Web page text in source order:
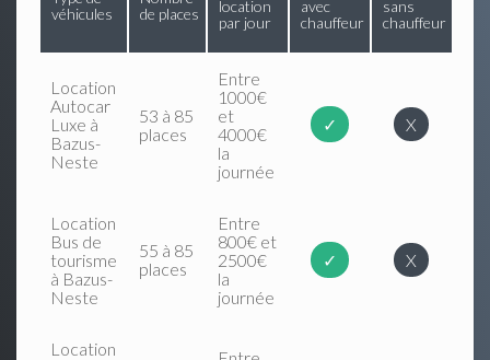
véhicules
de places
location
par jour
avec
chauffeur
sans
chauffeur
Location
Autocar
Luxe à
Bazus-
Neste
53 à 85
places
Entre
1000€
et
4000€
la
journée
✓ X
Location
Bus de
tourisme
à Bazus-
Neste
55 à 85
places
Entre
800€ et
2500€
la
journée
✓ X
Location